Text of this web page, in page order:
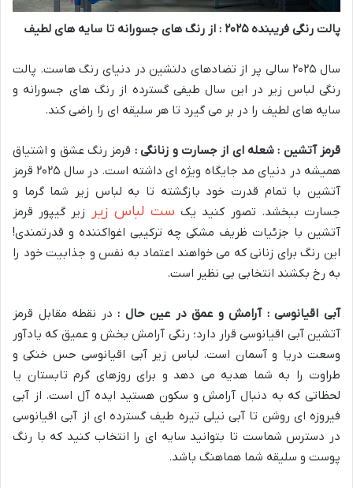
پالت رنگی فریبنده۲۰۲۵ : از رنگ های جسورانه تا سایه های لطیف
سال ۲۰۲۵ سالی پر از تضادهای دلنشین در دنیای رنگ هاست. پالت
رنگی لباس زیر در این سال طیفی گسترده از رنگ های جسورانه و
سایه های لطیف را در بر می گیرد تا هر سلیقه ای را راضی کند.
قرمز آتشین : شعله ای از جسارت و زنانگی : قرمز رنگ عشق و اشتیاق
همیشه در دنیای مد جایگاه ویژه ای داشته است. در سال ۲۰۲۵ قرمز
آتشین با تمام قدرت خود بازگشته تا به لباس زیر شما گرما و
جسارت ببخشد. تصور کنید یک ست لباس زیر
زیر گیپور قرمز
آتشین با جزئیات ظریف مشکی چه ترکیبی اغواکننده و قدرتمندی!
این رنگ برای زنانی که می خواهند اعتماد به نفس و جذابیت خود را
به رخ بکشند انتخابی بی نظیر است.
آبی اقیانوسی : آرامش و عمق در عین حال : در نقطه مقابل قرمز
آتشین آبی اقیانوسی قرار دارد؛ رنگی آرامش بخش و عمیق که یادآور
وسعت دریا و آسمان است. لباس زیر آبی اقیانوسی حس خنکی و
طراوت را به شما هدیه می دهد و برای روزهای گرم تابستان یا
لحظاتی که به دنبال آرامش و سکون هستید ایده آل است. از آبی
فیروزه ای روشن تا آبی نیلی تیره طیف گسترده ای از آبی اقیانوسی
در دسترس شماست تا بتوانید سایه ای را انتخاب کنید که با رنگ
پوست و سلیقه شما هماهنگ باشد.